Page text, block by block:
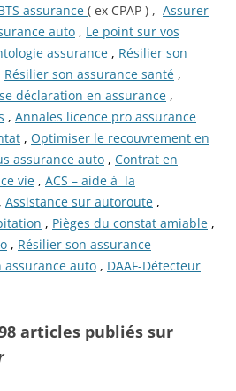
assurance ( ex CPAP ) , Assurer
auto , Le point sur vos
assurance , Résilier son
Résilier son assurance santé ,
déclaration en assurance ,
, Annales licence pro assurance
, Optimiser le recouvrement en
assurance auto , Contrat en
vie , ACS – aide à la
, Assistance sur autoroute ,
, Pièges du constat amiable ,
, Résilier son assurance
assurance auto , DAAF-Détecteur
articles publiés sur